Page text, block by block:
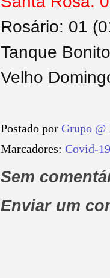
Rosário: 01
Tanque
Velho
Postado por Grupo @
Marcadores: Covid-19
Sem
Enviar um